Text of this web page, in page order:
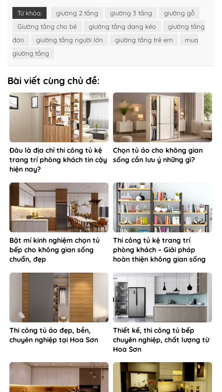
Từ khóa: giường 2 tầng giường 3 tầng
giường gỗ
Giường tầng cho bé
giường tầng dạng kéo
giường tầng
đơn
giường tầng người lớn giường tầng trẻ em
mua
giường tầng
Bài viết cùng chủ đề:
Đâu là địa chỉ thi công tủ kệ
trang trí phòng khách tin cậy
hiện nay?
Chọn tủ áo cho không gian
sống cần lưu ý những gì?
Bật mí kinh nghiệm chọn tủ
bếp cho không gian sống
chuẩn, đẹp
Thi công tủ kệ trang trí
phòng khách – Giải pháp
hoàn thiện không gian sống
Thi công tủ áo đẹp, bền,
chuyên nghiệp tại Hoa Sơn
Thiết kế, thi công tủ bếp
chuyên nghiệp, chất lượng từ
Hoa Sơn